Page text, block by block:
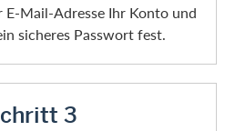
E-Mail-Adresse Ihr Konto und
sicheres Passwort fest.
3